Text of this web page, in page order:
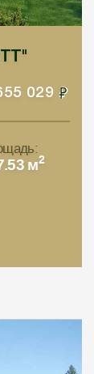
029
м2